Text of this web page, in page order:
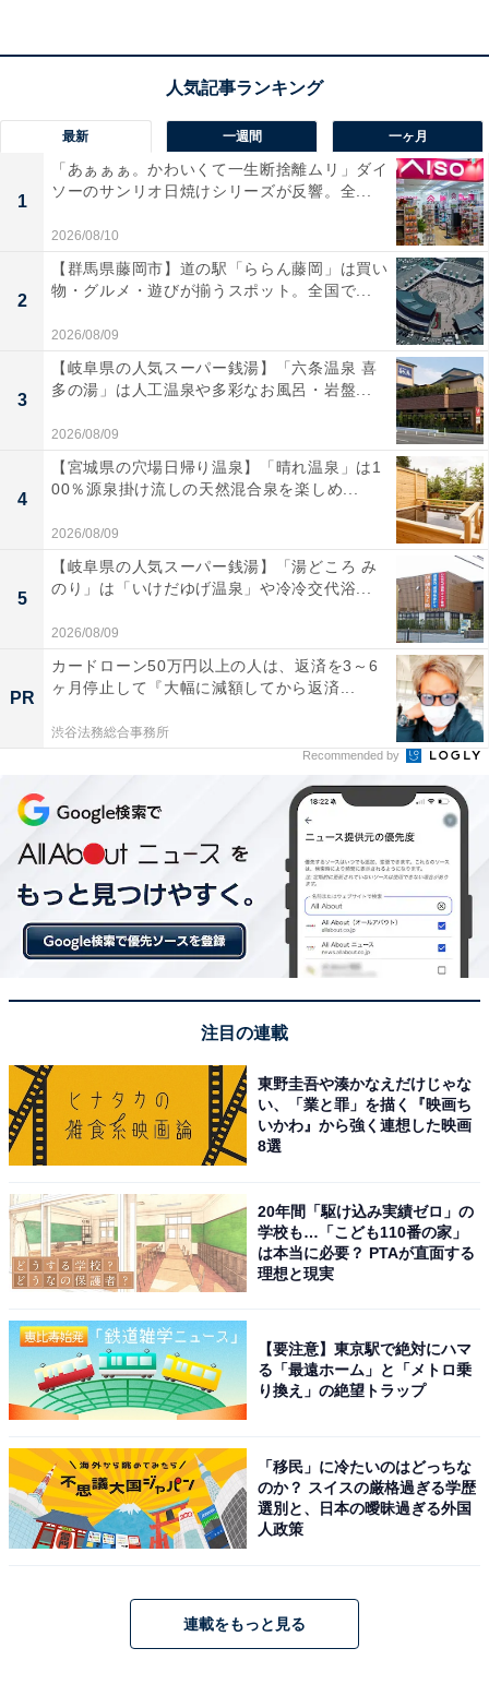
呂からの伊豆七島が眺められる景色も最高」という声が
あがっています。家族で一日中遊び尽くしたい人や、海
の絶景を眺めながら温泉とサウナで癒やされたい人にお
すすめの宿です。
楽天トラベルの「クーポン祭」とは？
楽天トラベルでは、定期的に「クーポン祭」を開催。人
気の宿やホテルを対象に、宿泊予約で使えるお得な割引
クーポンを配布します。
クーポンは、国内宿泊や海外ツアー、レンタカーなど、
さまざまな旅行商品で利用可能。複数のクーポンを組み
合わせて、さらに割引率をアップできる場合もありま
す。賢く旅の計画を立てて、お得に旅行を楽しみましょ
う。
楽天トラベルでクーポン祭を見る
※掲載されている情報は記事公開時のものです。あらか
じめご了承ください。
また、記事中の宿泊プランを予約すると、売上の一部が
オールアバウトに還元されることがあります。
この記事の執筆者： All About ニュース お買
いもの部
のがもっと楽しく、もっとお得になる情報をお届け。編集部員によ
る独自レビューなど、ここでしか手に入らない情報も満載です。
...続きを読む
【楽天トラベルセール】「磐梯名湯リゾート
ボナリの森」が特別価格で登場中
最新 一週間 一ヶ月
1
「あぁぁぁ。かわいくて一生断捨離ムリ」ダイ
ソーのサンリオ日焼けシリーズが反響。全...
2026/08/10
2
【群馬県藤岡市】道の駅「ららん藤岡」は買い
物・グルメ・遊びが揃うスポット。全国で...
2026/08/09
3
【岐阜県の人気スーパー銭湯】「六条温泉 喜
多の湯」は人工温泉や多彩なお風呂・岩盤...
2026/08/09
4
【宮城県の穴場日帰り温泉】「晴れ温泉」は1
00％源泉掛け流しの天然混合泉を楽しめ...
2026/08/09
5
【岐阜県の人気スーパー銭湯】「湯どころ み
のり」は「いけだゆげ温泉」や冷冷交代浴...
2026/08/09
PR
カードローン50万円以上の人は、返済を3～6
ヶ月停止して『大幅に減額してから返済...
渋谷法務総合事務所
Recommended by
注目の連載
東野圭吾や湊かなえだけじゃな
い、「業と罪」を描く『映画ち
いかわ』から強く連想した映画
8選
20年間「駆け込み実績ゼロ」の
学校も…「こども110番の家」
は本当に必要？ PTAが直面する
理想と現実
【要注意】東京駅で絶対にハマ
る「最遠ホーム」と「メトロ乗
り換え」の絶望トラップ
「移民」に冷たいのはどっちな
のか？ スイスの厳格過ぎる学歴
選別と、日本の曖昧過ぎる外国
人政策
連載をもっと見る